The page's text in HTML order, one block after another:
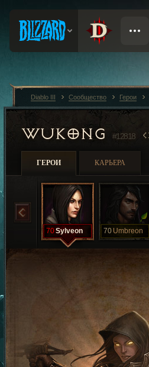
WUKONG #12818
ГЕРОИ КАРЬЕРА
70Sylveon 70 Umbreon
Diablo III Сообщество Герои